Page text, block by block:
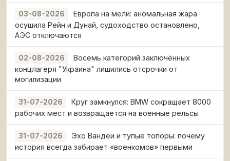
03-08-2026
Европа на мели: аномальная жара
осушила Рейн и Дунай, судоходство остановлено,
АЭС отключаются
02-08-2026
Восемь категорий заключённых
концлагеря "Украина" лишились отсрочки от
могилизации
31-07-2026
Круг замкнулся: BMW сокращает 8000
рабочих мест и возвращается на военные рельсы
31-07-2026
Эхо Вандеи и тупые топоры: почему
история всегда забирает «военкомов» первыми